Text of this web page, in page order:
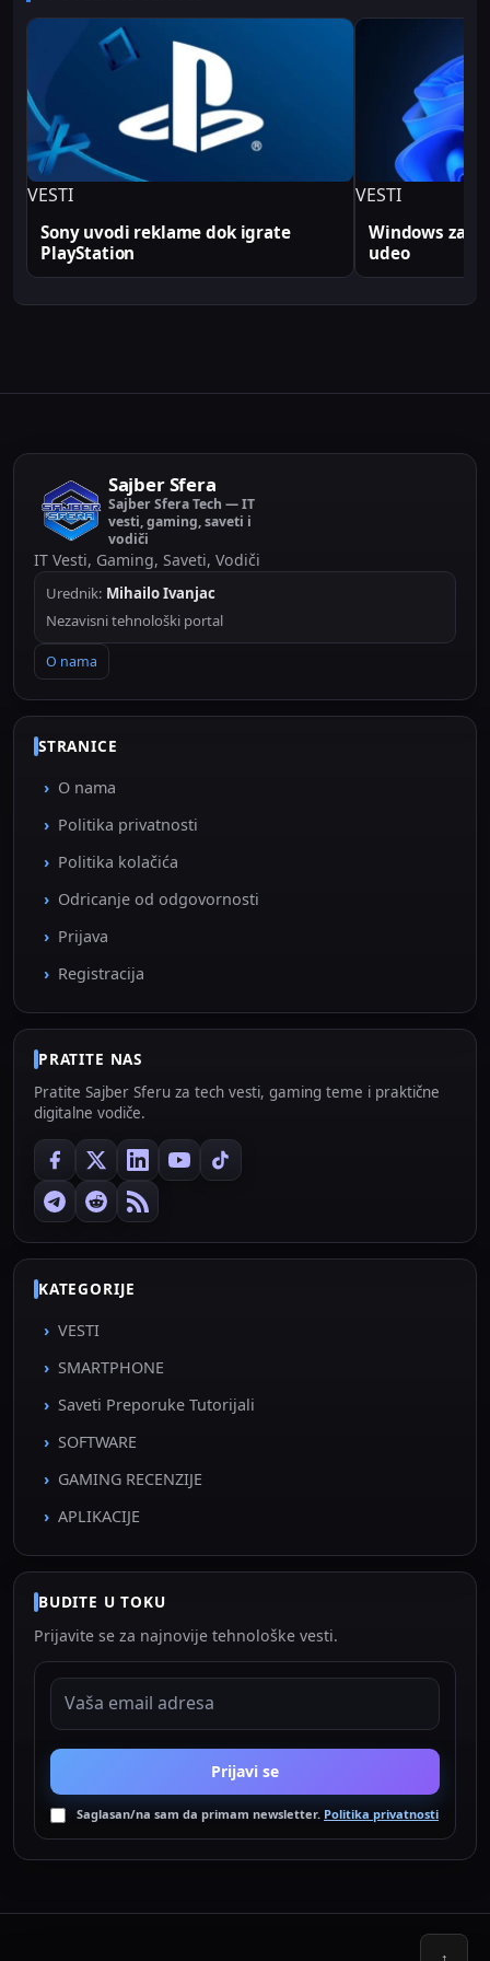
omogućava da tehničke teme predstavi jasno i
profesionalno. Sve tehničke analize i konfiguracije
na Sajber Sfera portalu zasnovane su na realnim
produkcionim implementacijama.
VESTI
Sony uvodi reklame dok igrate
PlayStation
VESTI
Windows
udeo
Sajber Sfera
Sajber Sfera Tech — IT
vesti, gaming, saveti i
vodiči
IT Vesti, Gaming, Saveti, Vodiči
Urednik: Mihailo Ivanjac
Nezavisni tehnološki portal
O nama
STRANICE
O nama
Politika privatnosti
Politika kolačića
Odricanje od odgovornosti
Prijava
Registracija
PRATITE NAS
Pratite Sajber Sferu za tech vesti, gaming teme i praktične
digitalne vodiče.
KATEGORIJE
VESTI
SMARTPHONE
Saveti Preporuke Tutorijali
SOFTWARE
GAMING RECENZIJE
APLIKACIJE
BUDITE U TOKU
Prijavite se za najnovije tehnološke vesti.
EMAIL ADRESA
Prijavi se
Saglasan/na sam da primam newsletter. Politika privatnosti
↑